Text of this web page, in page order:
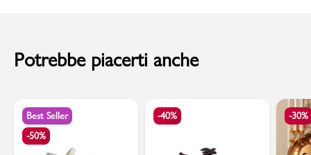
Potrebbe piacerti anche
Best Seller
-50%
-40% -30%